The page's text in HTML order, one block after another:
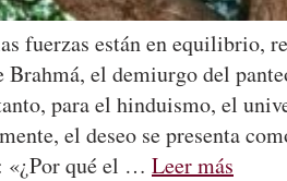
fuerzas están en equilibrio,
el demiurgo del
para el hinduismo, el
el deseo se presenta
«¿Por qué el … Leer más